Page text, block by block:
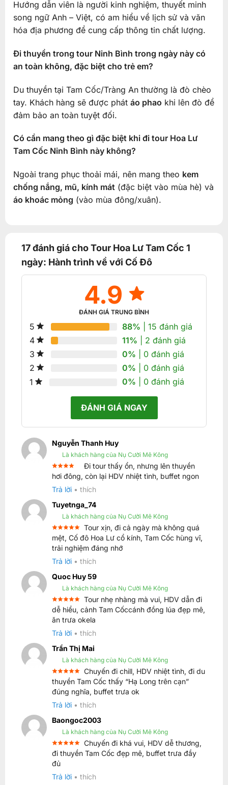
Hướng dẫn viên là người kinh nghiệm, thuyết minh
song ngữ Anh – Việt, có am hiểu về lịch sử và văn
hóa địa phương để cung cấp thông tin chất lượng.
Đi thuyền trong tour Ninh Bình trong ngày này có
an toàn không, đặc biệt cho trẻ em?
Du thuyền tại Tam Cốc/Tràng An thường là đò chèo
tay. Khách hàng sẽ được phát áo phao khi lên đò để
đảm bảo an toàn tuyệt đối.
Có cần mang theo gì đặc biệt khi đi tour Hoa Lư
Tam Cốc Ninh Bình này không?
Ngoài trang phục thoải mái, nên mang theo kem
chống nắng, mũ, kính mát(đặc biệt vào mùa hè) và
áo khoác mỏng (vào mùa đông/xuân).
17 đánh giá choTour Hoa Lư Tam Cốc 1
ngày: Hành trình về với Cố Đô
4.9
ĐÁNH GIÁ TRUNG BÌNH
5 88% | 15 đánh giá
4
11% | 2 đánh giá
3
0% | 0 đánh giá
2
0% | 0 đánh giá
1
0% | 0 đánh giá
ĐÁNH GIÁ NGAY
Nguyễn Thanh Huy
Là khách hàng của Nụ Cười Mê Kông
Được
xếp
4
5 sao
Đi tour thấy ổn, nhưng lên thuyền
hơi đông, còn lại HDV nhiệt tình, buffet ngon
Trả lời • thích
Tuyetnga_74
Là khách hàng của Nụ Cười Mê Kông
Được xếp
hạng 55
sao
Tour xịn, đi cả ngày mà không quá
mệt, Cố đô Hoa Lư cổ kính, Tam Cốc hùng vĩ,
trải nghiệm đáng nhớ
Trả lời • thích
Quoc Huy 59
Là khách hàng của Nụ Cười Mê Kông
Được xếp
hạng55
sao
Tour nhẹ nhàng mà vui, HDV dẫn đi
dễ hiểu, cảnh Tam Cốccánh đồng lúa đẹp mê,
ăn trưa okela
Trả lời • thích
Trần Thị Mai
Là khách hàng của Nụ Cười Mê Kông
Được xếp
hạng55
sao
Chuyến đi chill, HDV nhiệt tình, đi du
thuyền Tam Cốc thấy “Hạ Long trên cạn”
đúng nghĩa, buffet trưa ok
Trả lời • thích
Baongoc2003
Là khách hàng của Nụ Cười Mê Kông
Được xếp
hạng55
sao
Chuyến đi khá vui, HDV dễ thương,
đi thuyền Tam Cốc đẹp mê, buffet trưa đầy
đủ
Trả lời • thích